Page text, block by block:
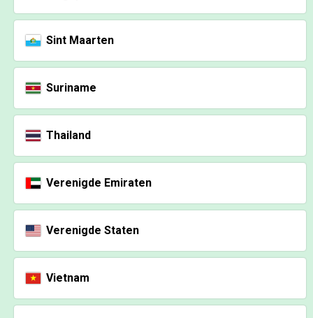
Sint Maarten
Suriname
Thailand
Verenigde Emiraten
Verenigde Staten
Vietnam